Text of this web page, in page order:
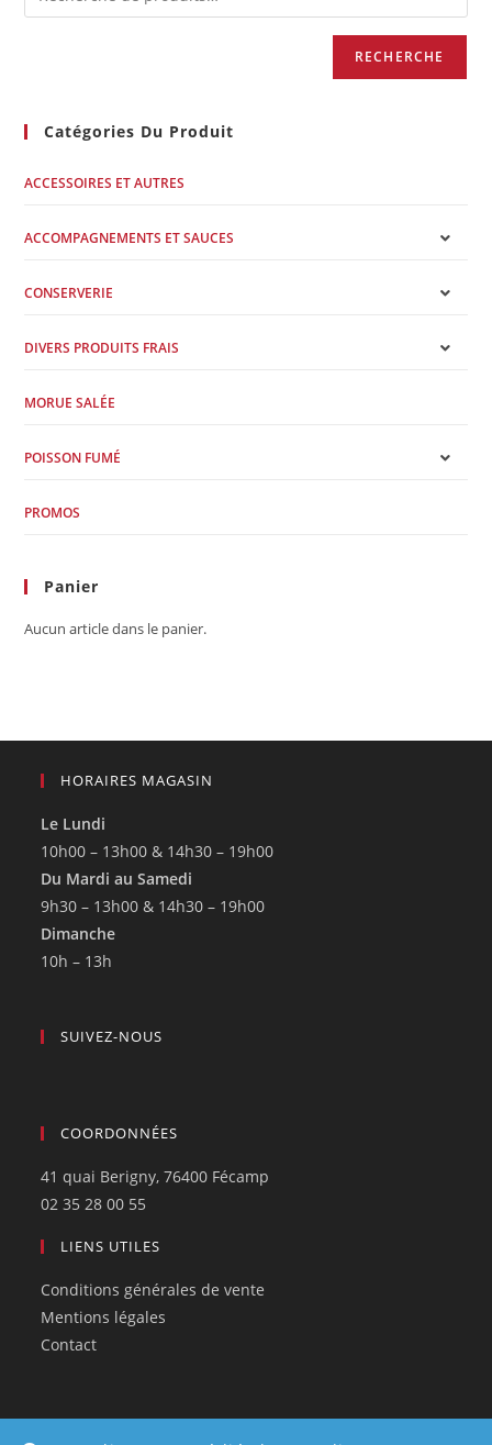
RECHERCHE
Catégories Du Produit
ACCESSOIRES ET AUTRES
ACCOMPAGNEMENTS ET SAUCES
CONSERVERIE
DIVERS PRODUITS FRAIS
MORUE SALÉE
POISSON FUMÉ
PROMOS
Panier
Aucun article dans le panier.
HORAIRES MAGASIN
Le Lundi
10h00 – 13h00 & 14h30 – 19h00
Du Mardi au Samedi
9h30 – 13h00 & 14h30 – 19h00
Dimanche
10h – 13h
SUIVEZ-NOUS
COORDONNÉES
41 quai Berigny, 76400 Fécamp
02 35 28 00 55
LIENS UTILES
Conditions générales de vente
Mentions légales
Contact